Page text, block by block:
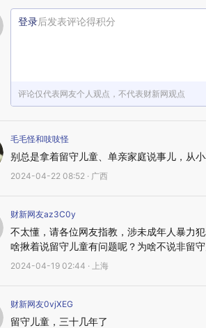
登录后发表评论得积分
评论仅代表网友个人观点，不代表财新网观点
毛毛怪和吱吱怪
别总是拿着留守儿童、单亲家庭说事儿，从
2024-04-22 08:52 · 广西
财新网友az3C0y
不太懂，请各位网友指教，涉未成年人暴力
啥揪着说留守儿童有问题呢？为啥不说非留
2024-04-19 02:44 · 上海
财新网友0vjXEG
留守儿童，三十几年了